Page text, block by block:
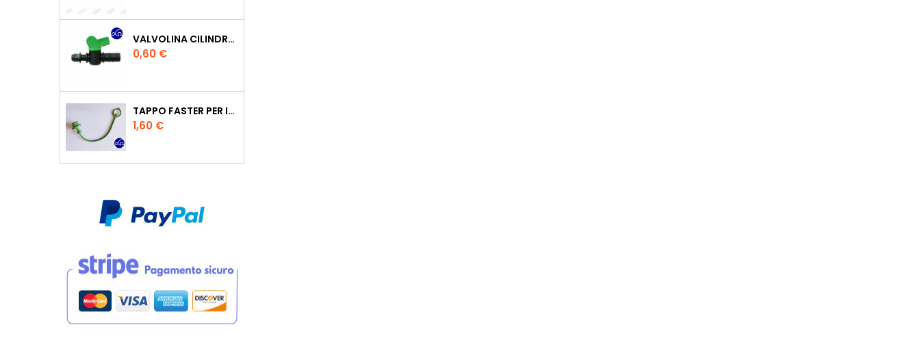
VALVOLINA CILINDRO DI DERIVAZIONE CON PORTAGOMMA IN POLIPROPILENE- Ø MM.16
Prezzo
0,60 €
TAPPO FASTER PER INNESTO RAPIDO FEMMINA DA 1/2" COLORE VERDE
Prezzo
1,60 €